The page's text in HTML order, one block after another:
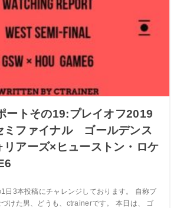
ートその19:プレイオフ2019
ミファイナル ゴールデンス
リアーズ×ヒューストン・ロケ
日3本投稿にチャレンジしております。 自称ブ
けた男、どうも、ctrainerです。 本日は、 ゴ